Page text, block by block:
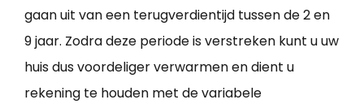
gaan uit van een terugverdientijd tussen de 2 en
9 jaar. Zodra deze periode is verstreken kunt u uw
huis dus voordeliger verwarmen en dient u
rekening te houden met de variabele